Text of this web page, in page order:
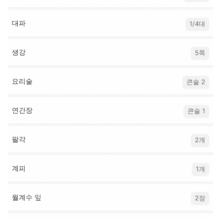
대파 1/4대
생강 5쪽
요리술 큰술 2
연간장 큰술 1
팔각 2개
계피 1개
월계수 잎 2장